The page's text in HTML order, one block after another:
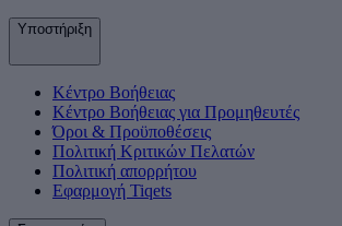
Υποστήριξη
Κέντρο Βοήθειας
Κέντρο Βοήθειας για Προμηθευτές
Όροι & Προϋποθέσεις
Πολιτική Κριτικών Πελατών
Πολιτική απορρήτου
Εφαρμογή Tiqets